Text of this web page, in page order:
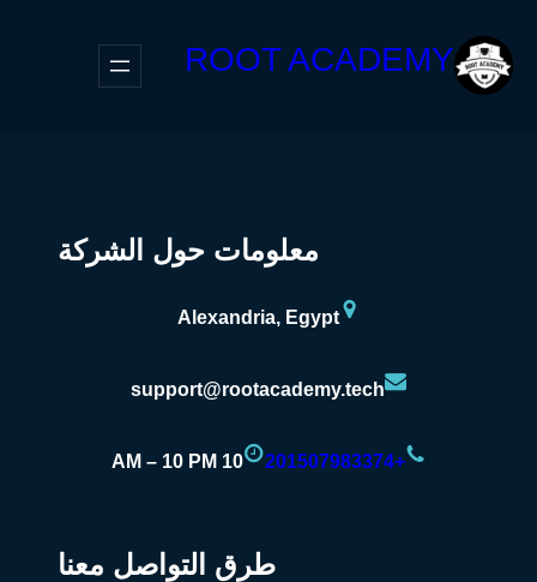
ROOT ACADEMY
معلومات حول الشركة
Alexandria, Egypt
support@rootacademy.tech
+201507983374
10 AM – 10 PM
طرق التواصل معنا